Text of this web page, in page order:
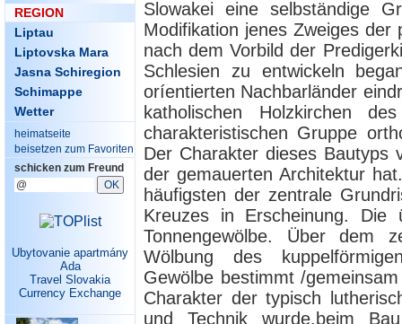
REGION
Liptau
Liptovska Mara
Jasna Schiregion
Schimappe
Wetter
heimatseite
beisetzen zum Favoriten
schicken zum Freund
Ubytovanie apartmány
Ada
Travel Slovakia
Currency Exchange
Slowakei eine selbständige
Modifikation jenes Zweiges der
nach dem Vorbild der
Schlesien zu entwickeln
oríentierten Nachbarländer
katholischen Holzkirchen
charakteristischen Gruppe
Der Charakter dieses Bautyps
der gemauerten Architektur
häufigsten der zentrale
Kreuzes in Erscheinung. Die
Tonnengewölbe. Über dem
Wölbung des
Gewölbe bestimmt /
Charakter der typisch
und Technik wurde.beim